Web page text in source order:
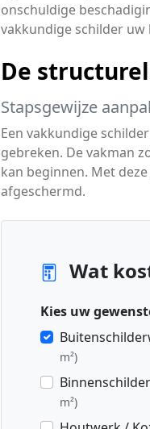
onschuldige
vakkundige schilder
De
Stapsgewijze
Een vakkundige
gebreken. De vakman
kan beginnen. Met
afgeschermd.
Wat
Kies uw
m²)
m²)